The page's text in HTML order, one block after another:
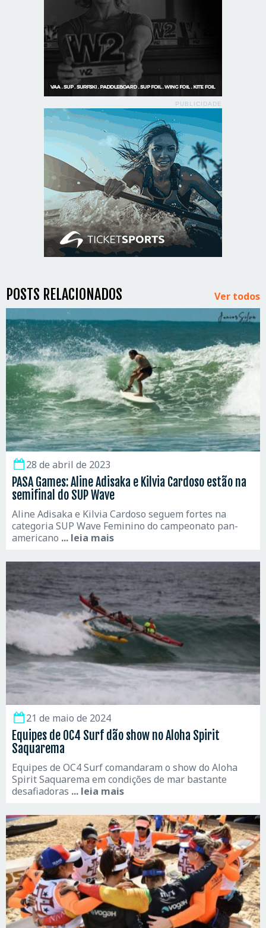
PUBLICIDADE
POSTS RELACIONADOS Ver todos
28 de abril de 2023
PASA Games: Aline Adisaka e Kilvia Cardoso estão na
semifinal do SUP Wave
Aline Adisaka e Kilvia Cardoso seguem fortes na
categoria SUP Wave Feminino do campeonato pan-
americano ... leia mais
21 de maio de 2024
Equipes de OC4 Surf dão show no Aloha Spirit
Saquarema
Equipes de OC4 Surf comandaram o show do Aloha
Spirit Saquarema em condições de mar bastante
desafiadoras ... leia mais